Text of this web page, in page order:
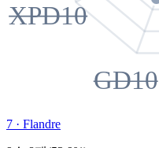
GD10
XPD10
7 · Flandre